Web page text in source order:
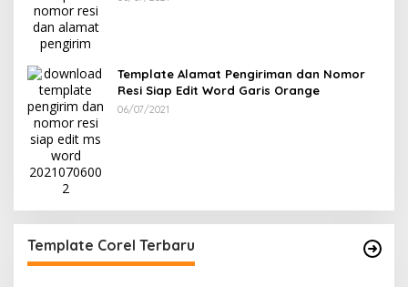
Template Alamat Pengiriman dan Nomor
Resi Siap Edit Word Garis Orange
06/07/2021
Template Corel Terbaru